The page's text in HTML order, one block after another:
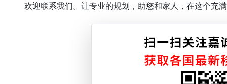
欢迎联系我们。让专业的规划，助您和家人，在这个充